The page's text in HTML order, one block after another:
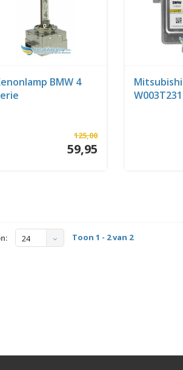
BMW 4
125,00
59,95
Mitsubishi
24 Toon 1 - 2 van 2